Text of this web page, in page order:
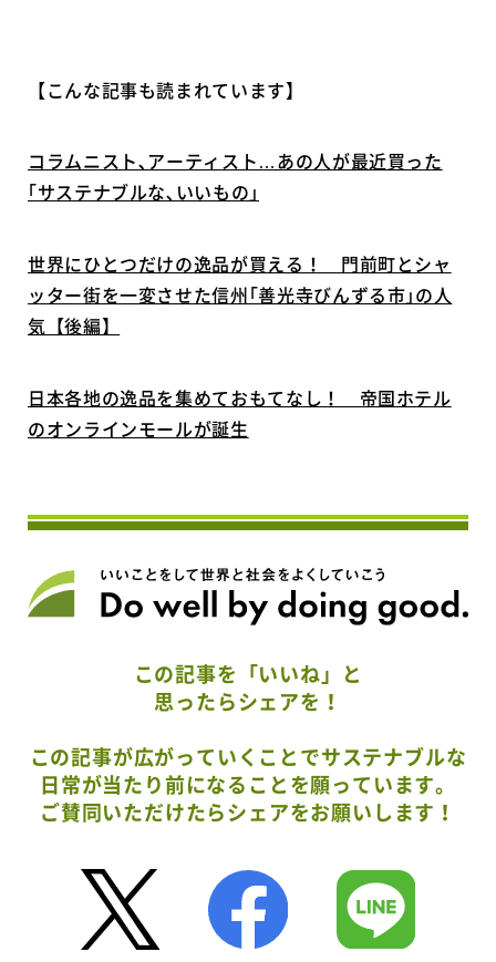
【こんな記事も読まれています】
コラムニスト､アーティスト…あの人が最近買った
｢サステナブルな､いいもの｣
世界にひとつだけの逸品が買える！ 門前町とシャ
ッター街を一変させた信州｢善光寺びんずる市｣の人
気【後編】
日本各地の逸品を集めておもてなし！ 帝国ホテル
のオンラインモールが誕生
この記事を「いいね」と
思ったらシェアを！
この記事が広がっていくことでサステナブルな
日常が当たり前になることを願っています。
ご賛同いただけたらシェアをお願いします！